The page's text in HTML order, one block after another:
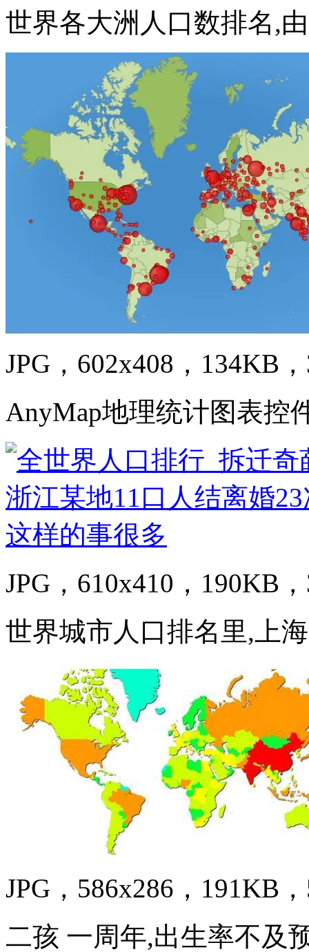
世界各大洲人口数排名,
JPG，602x408，134KB
AnyMap地理统计图表控
JPG，610x410，190KB
世界城市人口排名里,上
JPG，586x286，191KB
二孩 一周年,出生率不及